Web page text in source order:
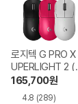
로지텍 G PRO X
UPERLIGHT 2 (
품)
165,700원
4.8 (289)